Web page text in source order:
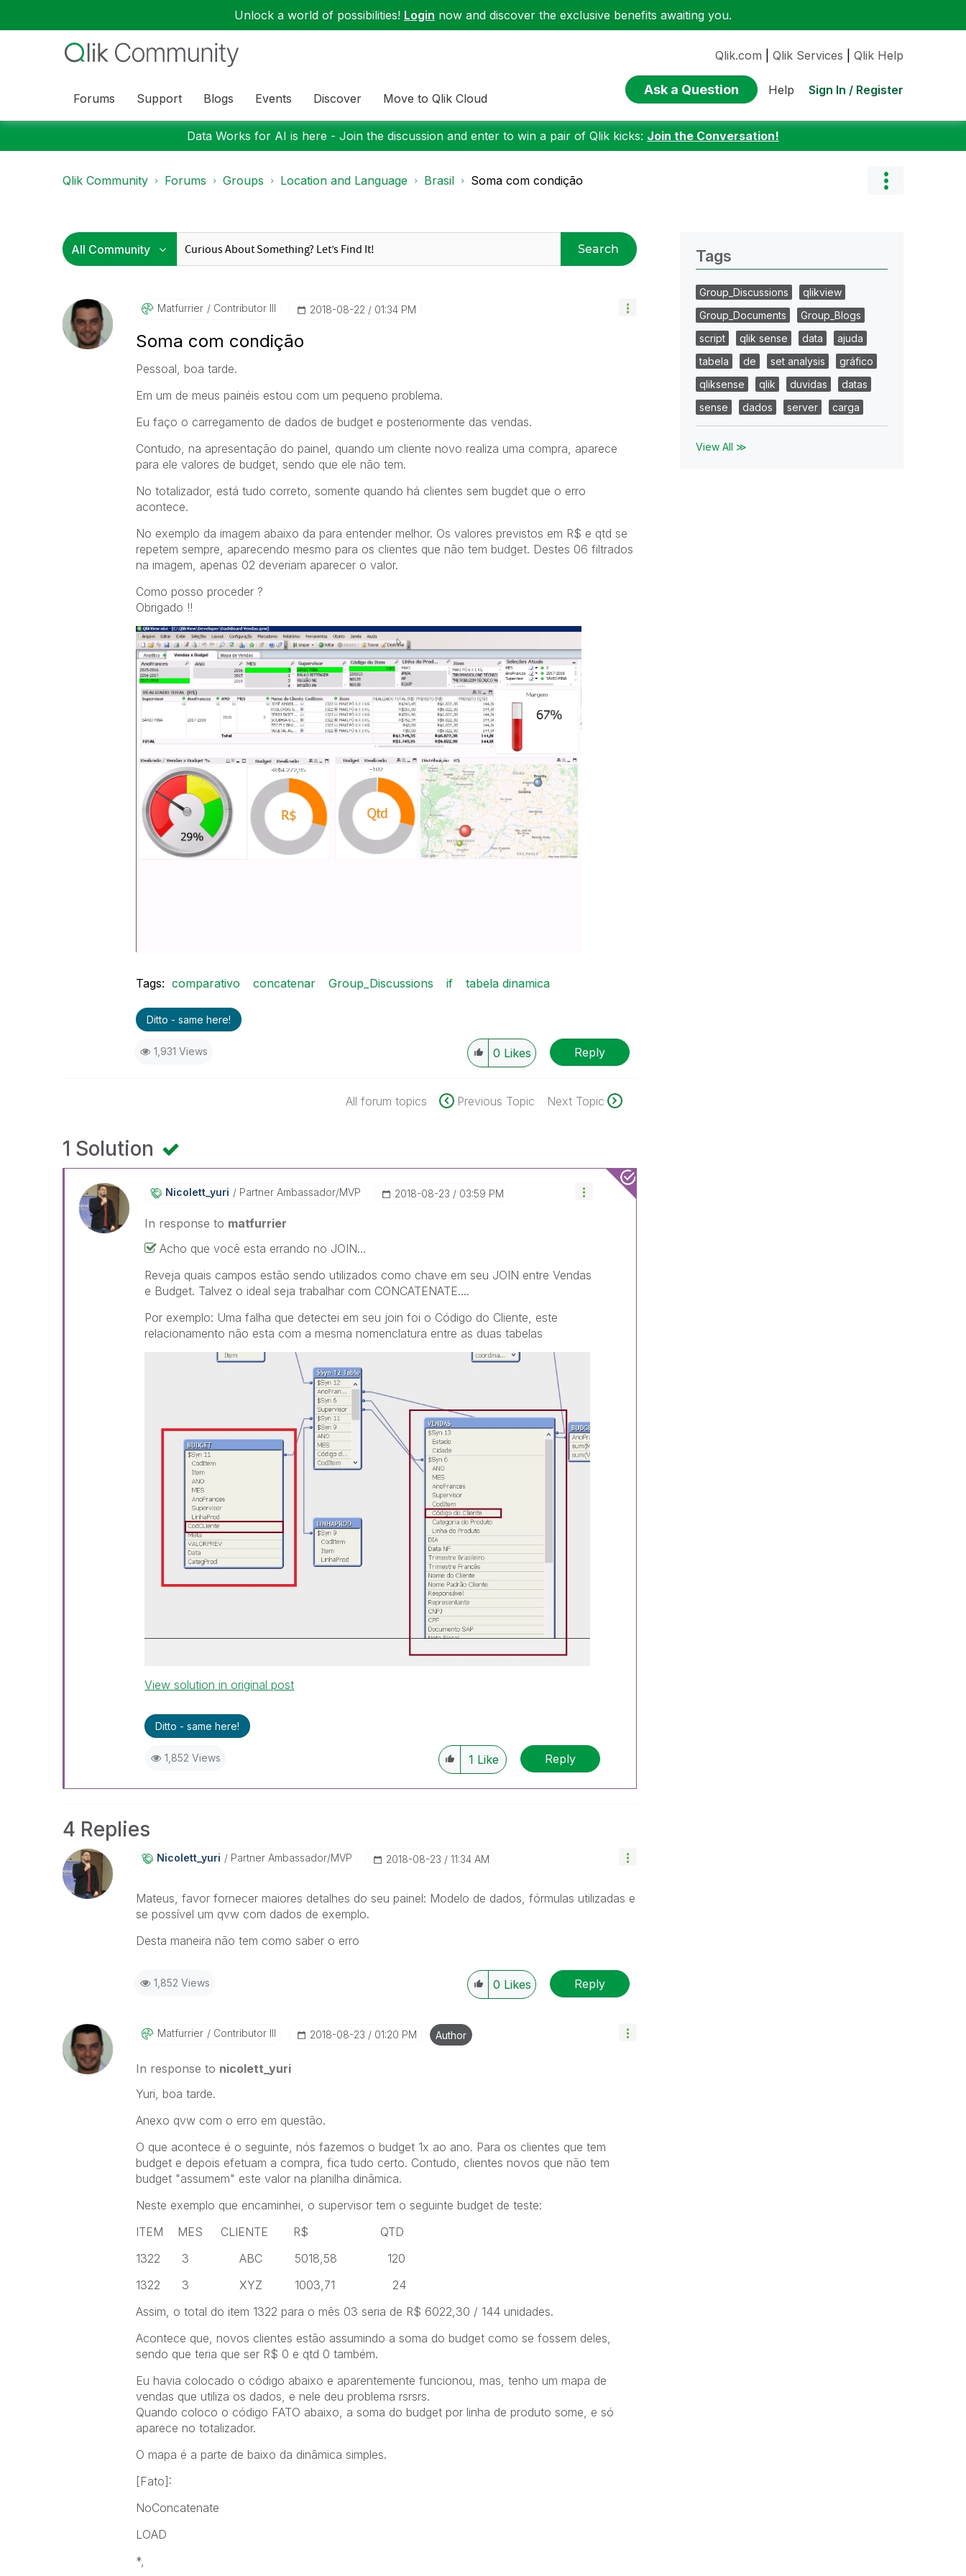
Unlock a world of possibilities! Login now and discover the exclusive benefits awaiting you.
Forums Support Blogs Events Discover Move to Qlik Cloud
Qlik.com Qlik Services Qlik Help
Ask a Question Help Sign In / Register
Data Works for AI is here - Join the discussion and enter to win a pair of Qlik kicks: Join the Conversation!
Qlik Community Forums Groups Location and Language Brasil Soma com condição
Search
Matfurrier Contributor III ‎2018-08-22 01:34 PM
Soma com condição
Pessoal, boa tarde.
Em um de meus painéis estou com um pequeno problema.
Eu faço o carregamento de dados de budget e posteriormente das vendas.
Contudo, na apresentação do painel, quando um cliente novo realiza uma compra, aparece
para ele valores de budget, sendo que ele não tem.
No totalizador, está tudo correto, somente quando há clientes sem bugdet que o erro
acontece.
No exemplo da imagem abaixo da para entender melhor. Os valores previstos em R$ e qtd se
repetem sempre, aparecendo mesmo para os clientes que não tem budget. Destes 06 filtrados
na imagem, apenas 02 deveriam aparecer o valor.
Como posso proceder ?
Obrigado !!
Tags: comparativo concatenar Group_Discussions if tabela dinamica
Ditto - same here!
1,931 Views 0 Likes Reply
All forum topics Previous Topic Next Topic
1 Solution
Nicolett_yuri Partner Ambassador/MVP ‎2018-08-23 03:59 PM
In response to matfurrier
Acho que você esta errando no JOIN...
Reveja quais campos estão sendo utilizados como chave em seu JOIN entre Vendas
e Budget. Talvez o ideal seja trabalhar com CONCATENATE....
Por exemplo: Uma falha que detectei em seu join foi o Código do Cliente, este
relacionamento não esta com a mesma nomenclatura entre as duas tabelas
View solution in original post
Ditto - same here!
1,852 Views 1 Like Reply
4 Replies
Nicolett_yuri Partner Ambassador/MVP ‎2018-08-23 11:34 AM
Mateus, favor fornecer maiores detalhes do seu painel: Modelo de dados, fórmulas utilizadas e
se possível um qvw com dados de exemplo.
Desta maneira não tem como saber o erro
1,852 Views 0 Likes Reply
Matfurrier Contributor III ‎2018-08-23 01:20 PM Author
In response to nicolett_yuri
Yuri, boa tarde.
Anexo qvw com o erro em questão.
O que acontece é o seguinte, nós fazemos o budget 1x ao ano. Para os clientes que tem
budget e depois efetuam a compra, fica tudo certo. Contudo, clientes novos que não tem
budget "assumem" este valor na planilha dinâmica.
Neste exemplo que encaminhei, o supervisor tem o seguinte budget de teste:
ITEM MES CLIENTE R$ QTD
1322 3 ABC 5018,58 120
1322 3 XYZ 1003,71 24
Assim, o total do item 1322 para o mês 03 seria de R$ 6022,30 / 144 unidades.
Acontece que, novos clientes estão assumindo a soma do budget como se fossem deles,
sendo que teria que ser R$ 0 e qtd 0 também.
Eu havia colocado o código abaixo e aparentemente funcionou, mas, tenho um mapa de
vendas que utiliza os dados, e nele deu problema rsrsrs.
Quando coloco o código FATO abaixo, a soma do budget por linha de produto some, e só
aparece no totalizador.
O mapa é a parte de baixo da dinâmica simples.
[Fato]:
NoConcatenate
LOAD
*,
Tags
Group_Discussions
qlikview
Group_Documents
Group_Blogs
script
qlik sense data
ajuda
tabela
de set analysis
gráfico
qliksense
qlik duvidas
datas
sense
dados server carga
View All ≫